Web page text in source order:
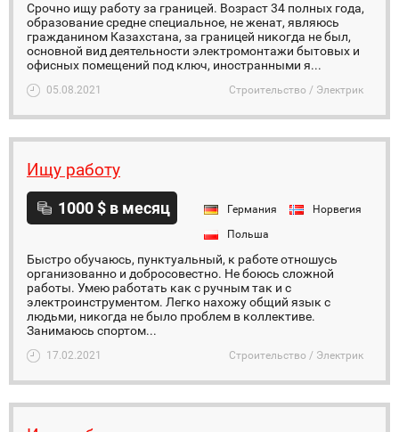
Срочно ищу работу за границей. Возраст 34 полных года,
образование средне специальное, не женат, являюсь
гражданином Казахстана, за границей никогда не был,
основной вид деятельности электромонтажи бытовых и
офисных помещений под ключ, иностранными я...
05.08.2021 Строительство / Электрик
Ищу работу
1000 $ в месяц Германия
Норвегия
Польша
Быстро обучаюсь, пунктуальный, к работе отношусь
организованно и добросовестно. Не боюсь сложной
работы. Умею работать как с ручным так и с
электроинструментом. Легко нахожу общий язык с
людьми, никогда не было проблем в коллективе.
Занимаюсь спортом...
17.02.2021 Строительство / Электрик